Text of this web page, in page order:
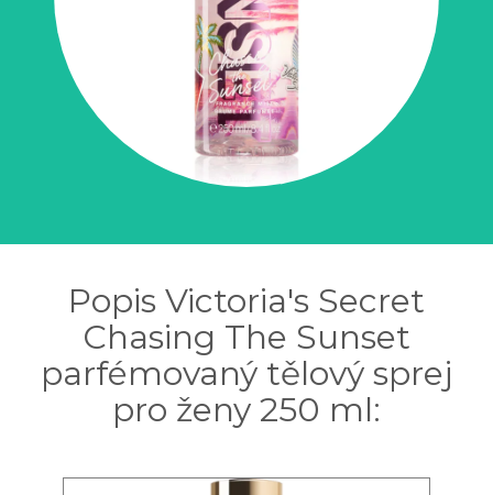
Popis Victoria's Secret
Chasing The Sunset
parfémovaný tělový sprej
pro ženy 250 ml: